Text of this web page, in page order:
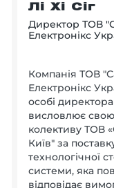
Лі Хі Сіг
Директор ТОВ
Електронікс
Компанія ТОВ
Електронікс
особі
висловлює
колективу ТОВ
Київ" за
технологічної
системи, яка
відповідає